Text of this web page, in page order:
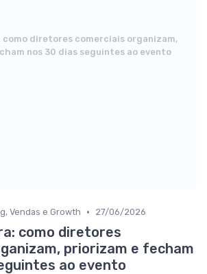
como diretores comerciais organizam,
nos 30 dias seguintes ao evento
Vendas e Growth • 27/06/2026
como diretores
priorizam e fecham
ao evento